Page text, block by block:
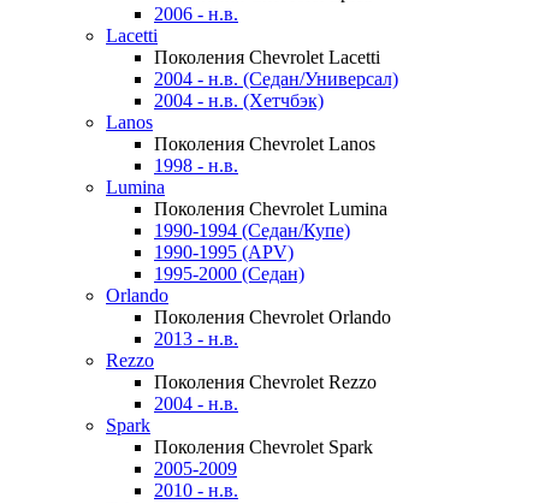
2006 - н.в.
Lacetti
Поколения Chevrolet Lacetti
2004 - н.в. (Седан/Универсал)
2004 - н.в. (Хетчбэк)
Lanos
Поколения Chevrolet Lanos
1998 - н.в.
Lumina
Поколения Chevrolet Lumina
1990-1994 (Седан/Купе)
1990-1995 (APV)
1995-2000 (Седан)
Orlando
Поколения Chevrolet Orlando
2013 - н.в.
Rezzo
Поколения Chevrolet Rezzo
2004 - н.в.
Spark
Поколения Chevrolet Spark
2005-2009
2010 - н.в.